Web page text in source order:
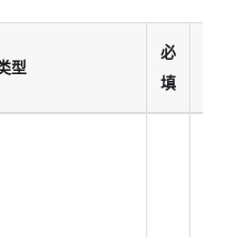
型
必
填